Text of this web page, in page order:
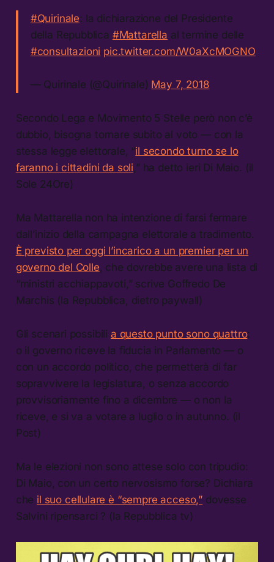
#Quirinale: la dichiarazione del Presidente
della Repubblica #Mattarella al termine delle
#consultazioni pic.twitter.com/W0aXcMOGNO
— Quirinale (@Quirinale) May 7, 2018
Secondo Lega e Movimento 5 Stelle però non c’è
dubbio, bisogna tornare subito al voto — con la
stessa legge elettorale, “il secondo turno se lo
faranno i cittadini da soli ,” ha detto ieri Di Maio. (il
Sole 24Ore)
Ma Mattarella non ha intenzione di farsi fermare
dall’inizio della campagna elettorale a tradimento.
È previsto per oggi l’incarico a un premier per un
governo del Colle , che dovrebbe avere una lista di
“ministri acchiappavoti,” scrive Goffredo De
Marchis (la Repubblica, dietro paywall)
Gli scenari possibili a questo punto sono quattro:
o il governo riceve la fiducia in Parlamento — o
con un accordo politico, che permetterà di far
sopravvivere la legislatura, o senza accordo
provvisoriamente fino a dicembre — o non la
riceve, e si va a votare a luglio o in autunno. (il
Post)
Ma le elezioni non sono attese solo con tripudio:
Di Maio, con un certo nervosismo forse? Dichiara
che il suo cellulare è “sempre acceso,” dovesse
Salvini ripensarci ? (la Repubblica tv)